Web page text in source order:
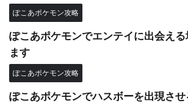
ぽこあポケモン攻略
ぽこあポケモンでエンテイに出会え
ます
ぽこあポケモン攻略
ぽこあポケモンでハスボーを出現さ